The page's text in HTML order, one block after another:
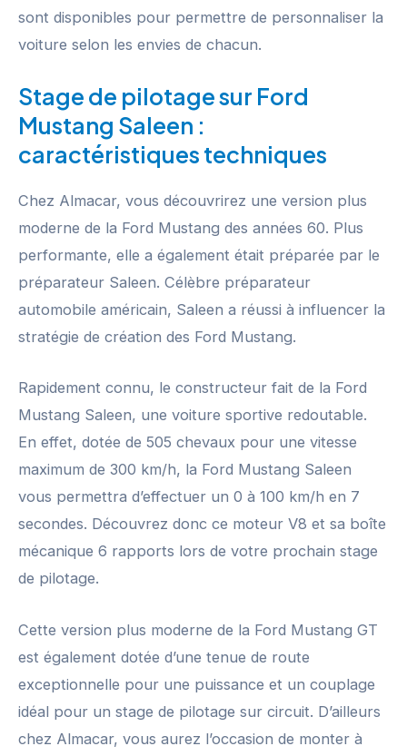
sont disponibles pour permettre de personnaliser la
voiture selon les envies de chacun.
Stage de pilotage sur Ford
Mustang Saleen :
caractéristiques techniques
Chez Almacar, vous découvrirez une version plus
moderne de la Ford Mustang des années 60. Plus
performante, elle a également était préparée par le
préparateur Saleen. Célèbre préparateur
automobile américain, Saleen a réussi à influencer la
stratégie de création des Ford Mustang.
Rapidement connu, le constructeur fait de la Ford
Mustang Saleen, une voiture sportive redoutable.
En effet, dotée de 505 chevaux pour une vitesse
maximum de 300 km/h, la Ford Mustang Saleen
vous permettra d’effectuer un 0 à 100 km/h en 7
secondes. Découvrez donc ce moteur V8 et sa boîte
mécanique 6 rapports lors de votre prochain stage
de pilotage.
Cette version plus moderne de la Ford Mustang GT
est également dotée d’une tenue de route
exceptionnelle pour une puissance et un couplage
idéal pour un stage de pilotage sur circuit. D’ailleurs
chez Almacar, vous aurez l’occasion de monter à